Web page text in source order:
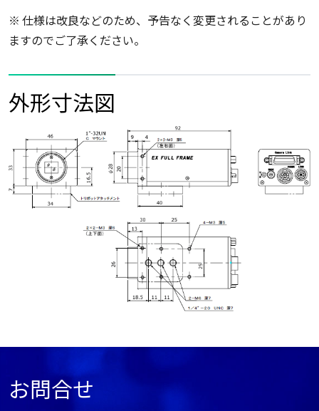
※ 仕様は改良などのため、予告なく変更されることがあり
ますのでご了承ください。
外形寸法図
お問合せ